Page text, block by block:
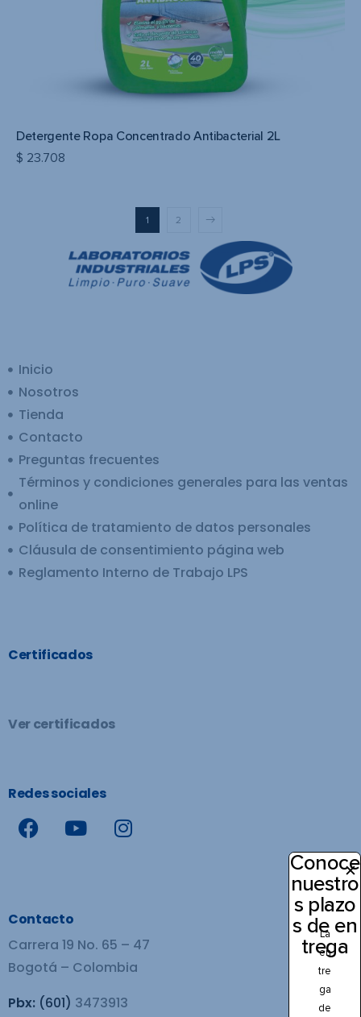
Detergente Ropa Concentrado Antibacterial 2L
$ 23.708
1 2
Inicio
Nosotros
Tienda
Contacto
Preguntas frecuentes
Términos y condiciones generales para las ventas
online
Política de tratamiento de datos personales
Cláusula de consentimiento página web
Reglamento Interno de Trabajo LPS
Certificados
Ver certificados
Redes sociales
Contacto
Carrera 19 No. 65 – 47
Bogotá – Colombia
Pbx: (601) 3473913
Conoce
nuestro
s plazo
s de en
trega
✕
La
en
tre
ga
de